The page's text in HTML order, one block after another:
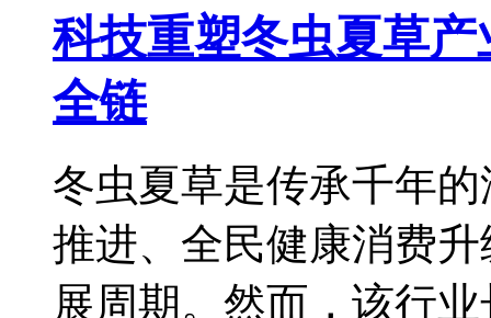
科技重塑冬虫夏草
全链
冬虫夏草是传承千年
推进、全民健康消费
展周期。然而，该行